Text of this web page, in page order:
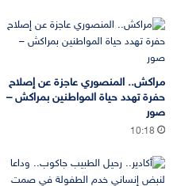
مراكش.. المنصوري عاجزة عن إصلاح
حفرة تهدد حياة المواطنين بمراكش –
صور
10:18